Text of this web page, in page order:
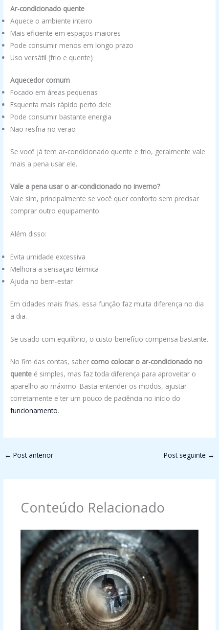
Ar-condicionado quente
Aquece o ambiente inteiro
Mais eficiente em espaços maiores
Pode consumir menos em longo prazo
Uso versátil (frio e quente)
Aquecedor comum
Focado em áreas pequenas
Esquenta mais rápido perto dele
Pode consumir bastante energia
Não resfria no verão
Se você já tem ar-condicionado quente e frio, geralmente vale
mais a pena usar ele.
Vale a pena usar o ar-condicionado no inverno?
Vale sim, principalmente se você quer conforto sem precisar
comprar outro equipamento.
Além disso:
Evita umidade excessiva
Melhora a sensação térmica
Ajuda no bem-estar
Em cidades mais frias, essa função faz muita diferença no dia
a dia.
Se usado com equilíbrio, o custo-benefício compensa bastante.
No fim das contas, saber como colocar o ar-condicionado no
quente é simples, mas faz toda diferença para aproveitar o
aparelho ao máximo. Basta entender os modos, ajustar
corretamente e ter um pouco de paciência no início do
funcionamento.
← Post anterior Post seguinte →
Conteúdo Relacionado